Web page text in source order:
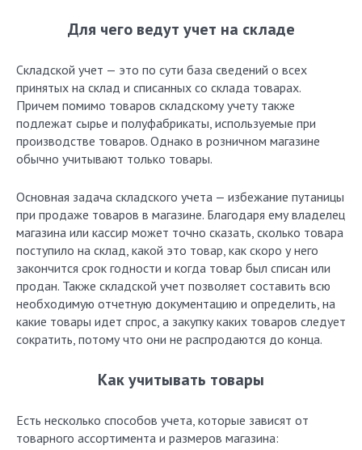
Для чего ведут учет на складе
Складской учет — это по сути база сведений о всех
принятых на склад и списанных со склада товарах.
Причем помимо товаров складскому учету также
подлежат сырье и полуфабрикаты, используемые при
производстве товаров. Однако в розничном магазине
обычно учитывают только товары.
Основная задача складского учета — избежание путаницы
при продаже товаров в магазине. Благодаря ему владелец
магазина или кассир может точно сказать, сколько товара
поступило на склад, какой это товар, как скоро у него
закончится срок годности и когда товар был списан или
продан. Также складской учет позволяет составить всю
необходимую отчетную документацию и определить, на
какие товары идет спрос, а закупку каких товаров следует
сократить, потому что они не распродаются до конца.
Как учитывать товары
Есть несколько способов учета, которые зависят от
товарного ассортимента и размеров магазина: